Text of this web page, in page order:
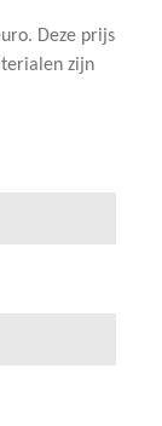
Deze prijs
zijn